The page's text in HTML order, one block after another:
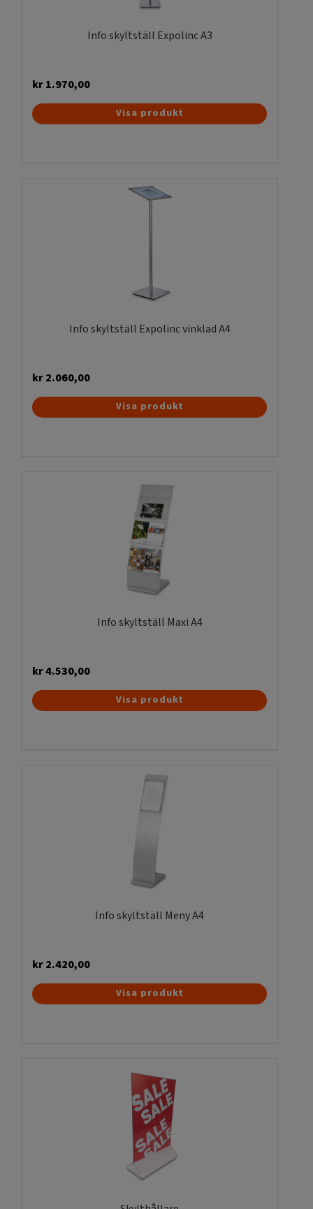
Info skyltställ Expolinc A3
kr1.970,00
Visa produkt
Info skyltställ Expolinc vinklad A4
kr2.060,00
Visa produkt
Info skyltställ Maxi A4
kr4.530,00
Visa produkt
Info skyltställ Meny A4
kr2.420,00
Visa produkt